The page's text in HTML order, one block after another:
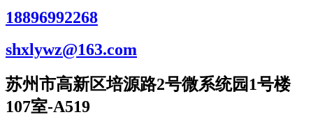
18896992268
shxlywz@163.com
苏州市高新区培源路2号微系统园1号楼
107室-A519